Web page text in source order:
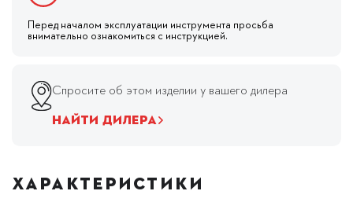
Перед началом эксплуатации инструмента просьба
внимательно ознакомиться с инструкцией.
Спросите об этом изделии у вашего дилера
НАЙТИ ДИЛЕРА
ХАРАКТЕРИСТИКИ